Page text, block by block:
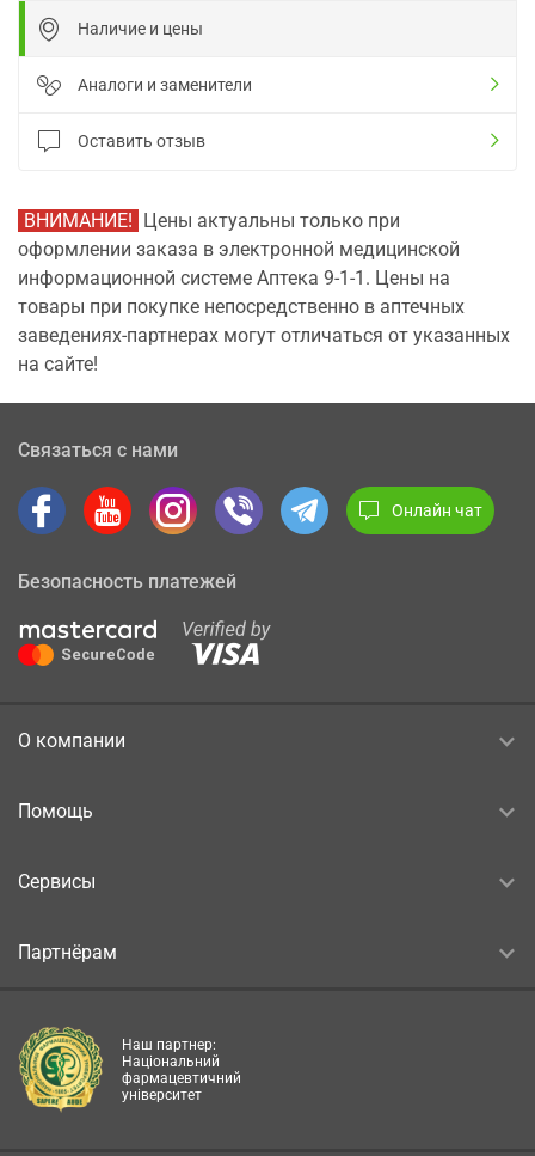
Наличие и цены
Аналоги и заменители
Оставить отзыв
ВНИМАНИЕ! Цены актуальны только при
оформлении заказа в электронной медицинской
информационной системе Аптека 9-1-1. Цены на
товары при покупке непосредственно в аптечных
заведениях-партнерах могут отличаться от указанных
на сайте!
Связаться с нами
Онлайн чат
Безопасность платежей
О компании
Помощь
Сервисы
Партнёрам
Наш партнер:
Національний
фармацевтичний
університет